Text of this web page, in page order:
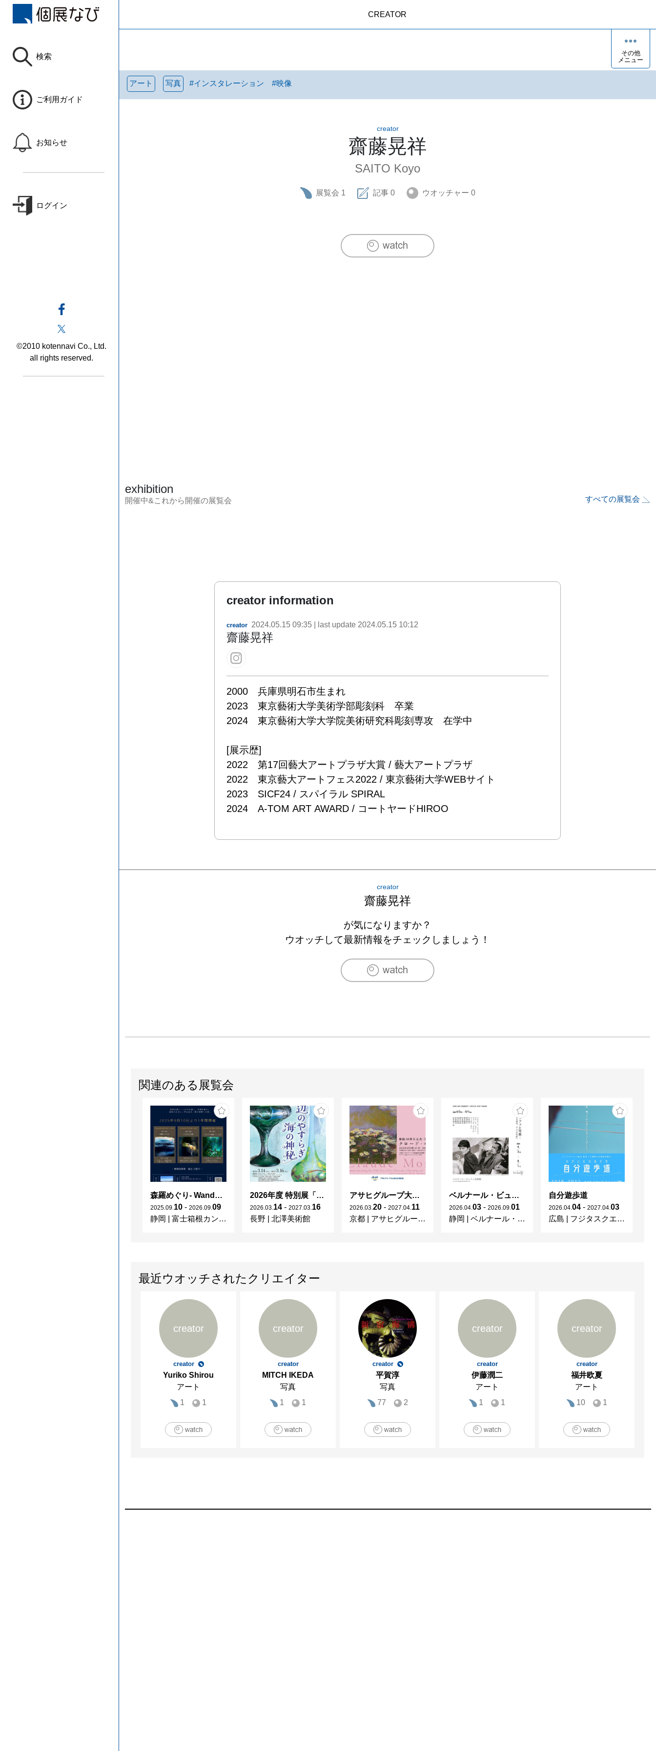
検索
ご利用ガイド
お知らせ
ログイン
©2010 kotennavi Co., Ltd.
all rights reserved.
CREATOR
その他
メニュー
アート 写真 #インスタレーション #映像
creator
齋藤晃祥
SAITO Koyo
展覧会 1 記事 0 ウオッチャー 0
exhibition
開催中&これから開催の展覧会 すべての展覧会
creator information
creator 2024.05.15 09:35 | last update 2024.05.15 10:12
齋藤晃祥
2000　兵庫県明石市生まれ
2023　東京藝術大学美術学部彫刻科　卒業
2024　東京藝術大学大学院美術研究科彫刻専攻　在学中
[展示歴]
2022　第17回藝大アートプラザ大賞 / 藝大アートプラザ
2022　東京藝大アートフェス2022 / 東京藝術大学WEBサイト
2023　SICF24 / スパイラル SPIRAL
2024　A-TOM ART AWARD / コートヤードHIROO
creator
齋藤晃祥
が気になりますか？
ウオッチして最新情報をチェックしましょう！
関連のある展覧会
森羅めぐり- Wandering in Shinra -
2025 09 10 - 2026 09 09
静岡
富士箱根カントリークラブ
2026年度 特別展「ガレとドーム、アール･ヌーヴォーのガラス 水辺のやすらぎ、海の神秘」
2026 03 14 - 2027 03 16
長野
北澤美術館
アサヒグループ大山崎山荘美術館 開館30周年記念展「没後100年 クロード・モネ」
2026 03 20 - 2027 04 11
京都
アサヒグループ大山崎山荘美術館
ベルナール・ビュフェと写真 ーカメラがとらえたビュフェとその時代、そして21 世紀へ
2026 04 03 - 2026 09 01
静岡
ベルナール・ビュフェ美術館
自分遊歩道
2026 04 04 - 2027 04 03
広島
フジタスクエアまるくる大野
最近ウオッチされたクリエイター
creator
creator
Yuriko Shirou
アート
1
1
creator
creator
MITCH IKEDA
写真
1
1
creator
平賀淳
写真
77
2
creator
creator
伊藤潤二
アート
1
1
creator
creator
福井欧夏
アート
10
1